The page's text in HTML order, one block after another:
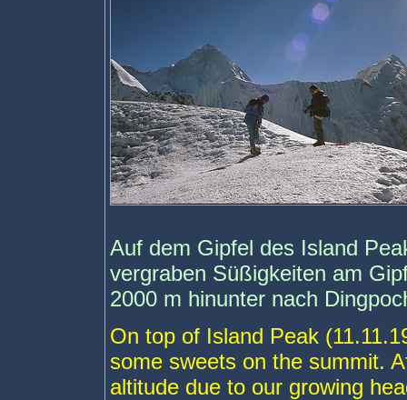
Auf dem Gipfel des Island
vergraben Süßigkeiten am
2000 m hinunter nach
On top of Island Peak
some sweets on the summit.
altitude due to our growing